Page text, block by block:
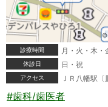
©
診療時間
月・火・木
休診日 日・祝
アクセス
#歯科/歯医者